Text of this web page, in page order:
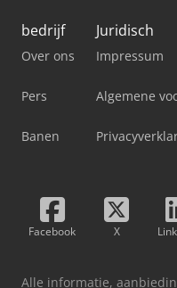
bedrijf
Over ons
Pers
Banen
Juridisch
Impressum
Algemene
Facebook X
Alle informatie,